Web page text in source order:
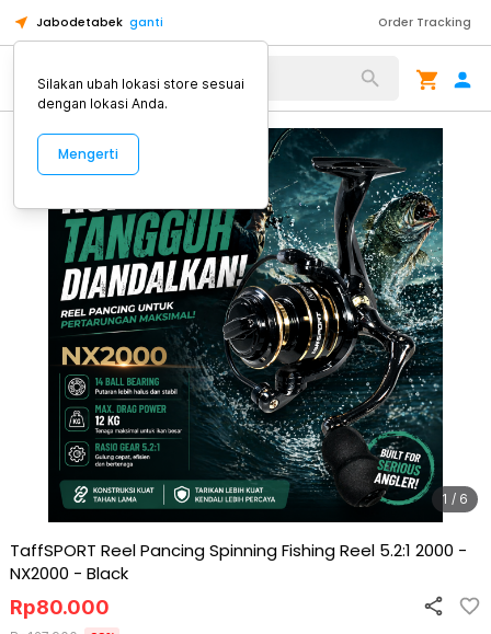
Jabodetabek ganti Order Tracking
Alat Kopi
1 / 6
TaffSPORT Reel Pancing Spinning Fishing Reel 5.2:1 2000 -
NX2000 - Black
Rp80.000
Silakan ubah lokasi store sesuai
dengan lokasi Anda.
Mengerti